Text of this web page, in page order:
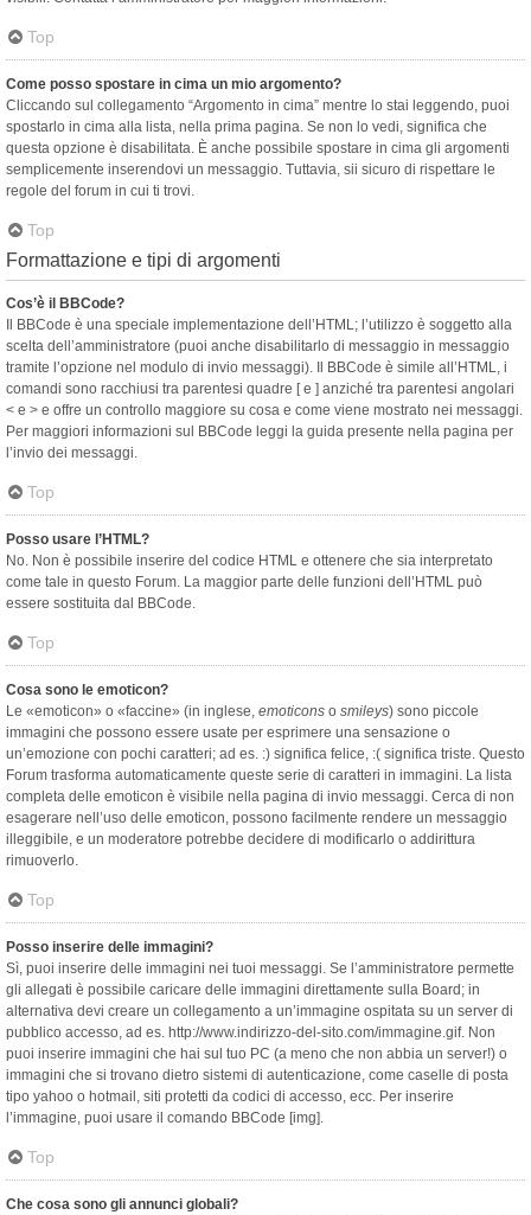
Top
Come posso spostare in cima un mio argomento?
Cliccando sul collegamento “Argomento in cima” mentre lo stai leggendo, puoi
spostarlo in cima alla lista, nella prima pagina. Se non lo vedi, significa che
questa opzione è disabilitata. È anche possibile spostare in cima gli argomenti
semplicemente inserendovi un messaggio. Tuttavia, sii sicuro di rispettare le
regole del forum in cui ti trovi.
Top
Formattazione e tipi di argomenti
Cos’è il BBCode?
Il BBCode è una speciale implementazione dell’HTML; l’utilizzo è soggetto alla
scelta dell’amministratore (puoi anche disabilitarlo di messaggio in messaggio
tramite l’opzione nel modulo di invio messaggi). Il BBCode è simile all’HTML, i
comandi sono racchiusi tra parentesi quadre [ e ] anziché tra parentesi angolari
< e > e offre un controllo maggiore su cosa e come viene mostrato nei messaggi.
Per maggiori informazioni sul BBCode leggi la guida presente nella pagina per
l’invio dei messaggi.
Top
Posso usare l’HTML?
No. Non è possibile inserire del codice HTML e ottenere che sia interpretato
come tale in questo Forum. La maggior parte delle funzioni dell’HTML può
essere sostituita dal BBCode.
Top
Cosa sono le emoticon?
Le «emoticon» o «faccine» (in inglese, emoticons o smileys) sono piccole
immagini che possono essere usate per esprimere una sensazione o
un’emozione con pochi caratteri; ad es. :) significa felice, :( significa triste. Questo
Forum trasforma automaticamente queste serie di caratteri in immagini. La lista
completa delle emoticon è visibile nella pagina di invio messaggi. Cerca di non
esagerare nell’uso delle emoticon, possono facilmente rendere un messaggio
illeggibile, e un moderatore potrebbe decidere di modificarlo o addirittura
rimuoverlo.
Top
Posso inserire delle immagini?
Sì, puoi inserire delle immagini nei tuoi messaggi. Se l’amministratore permette
gli allegati è possibile caricare delle immagini direttamente sulla Board; in
alternativa devi creare un collegamento a un’immagine ospitata su un server di
pubblico accesso, ad es. http://www.indirizzo-del-sito.com/immagine.gif. Non
puoi inserire immagini che hai sul tuo PC (a meno che non abbia un server!) o
immagini che si trovano dietro sistemi di autenticazione, come caselle di posta
tipo yahoo o hotmail, siti protetti da codici di accesso, ecc. Per inserire
l’immagine, puoi usare il comando BBCode [img].
Top
Che cosa sono gli annunci globali?